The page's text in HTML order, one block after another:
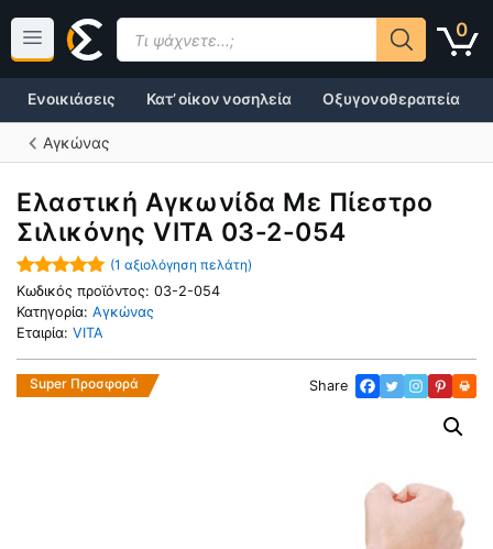
περιεχόμενο
0
Products
search
Κατ’ οίκον νοσηλεία Οξυγονοθεραπεία
Ενοικιάσεις
Αγκώνας
Ελαστική Αγκωνίδα Με Πίεστρο
Σιλικόνης VITA 03-2-054
5.00out of
5
(1 αξιολόγηση πελάτη)
Κωδικός προϊόντος: 03-2-054
Κατηγορία: Αγκώνας
Εταιρία: VITA
Share
Super Προσφορά